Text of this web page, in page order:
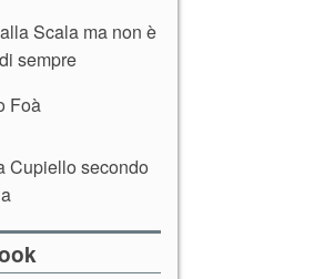
Scala ma non è
sempre
Foà
Cupiello secondo